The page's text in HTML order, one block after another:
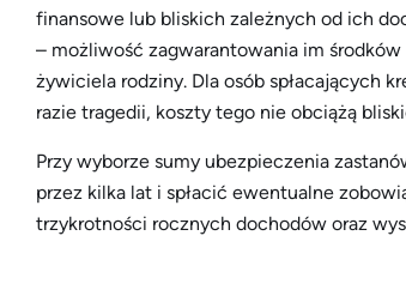
finansowe lub bliskich zależnych od ich
– możliwość zagwarantowania im
żywiciela rodziny. Dla osób spłacających
razie tragedii, koszty tego nie obciążą
Przy wyborze sumy ubezpieczenia
przez kilka lat i spłacić ewentualne
trzykrotności rocznych dochodów oraz